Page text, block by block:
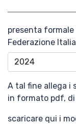
Contatti
presenta
Federazione
A tal fine allega i
in formato pdf,
scaricare qui i